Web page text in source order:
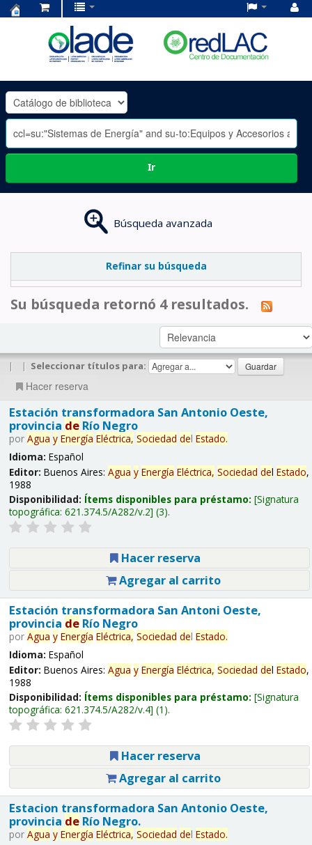
OLADE
-
Ir
Búsqueda avanzada
Refinar su búsqueda
Su búsqueda retornó 4 resultados.
| | Seleccionar títulos para:
Hacer reserva
Estación transformadora San Antonio Oeste,
provincia deRío Negro
por Agua y Energía Eléctrica, Sociedad del Estado.
Idioma: Español
Editor: Buenos Aires: Agua y Energía Eléctrica, Sociedad del Estado,
1988
Disponibilidad: Ítems disponibles para préstamo: Signatura
topográfica: 621.374.5/A282/v.2 (3).
Hacer reserva
Agregar al carrito
Estación transformadora San Antoni Oeste,
provincia deRío Negro
por Agua y Energía Eléctrica, Sociedad del Estado.
Idioma: Español
Editor: Buenos Aires: Agua y Energía Eléctrica, Sociedad del Estado,
1988
Disponibilidad: Ítems disponibles para préstamo: Signatura
topográfica: 621.374.5/A282/v.4 (1).
Hacer reserva
Agregar al carrito
Estacion transformadora San Antonio Oeste,
provincia deRío Negro.
por Agua y Energía Eléctrica, Sociedad del Estado.